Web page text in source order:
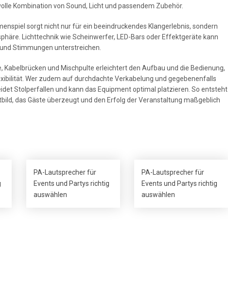
Kombination von Sound, Licht und passendem Zubehör.
sorgt nicht nur für ein beeindruckendes Klangerlebnis, sondern
Lichttechnik wie Scheinwerfer, LED-Bars oder Effektgeräte kann
Stimmungen unterstreichen.
Kabelbrücken und Mischpulte erleichtert den Aufbau und die Bedienung,
Wer zudem auf durchdachte Verkabelung und gegebenenfalls
Stolperfallen und kann das Equipment optimal platzieren. So entsteht
das Gäste überzeugt und den Erfolg der Veranstaltung maßgeblich
PA-Lautsprecher für
Events und Partys richtig
auswählen
PA-Lautsprecher für
Events und Partys richtig
auswählen